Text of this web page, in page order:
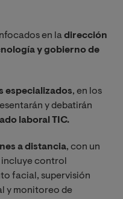
en ladirección
y gobierno de
especializados, en los
y debatirán
laboral TIC.
a distancia, con un
incluye control
facial, supervisión
y monitoreo de